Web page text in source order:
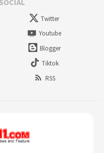
Twitter
Youtube
Blogger
Tiktok
RSS